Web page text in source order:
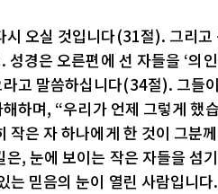
시 오실 것입니다(31절). 그리
경은 오른편에 선 자들을 ‘의
고 말씀하십니다(34절). 그들
하며, “우리가 언제 그렇게
작은 자 하나에게 한 것이 그분
, 눈에 보이는 작은 자들을 섬
는 믿음의 눈이 열린 사람입니다.